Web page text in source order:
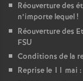
Réouverture des
n’importe lequel!
Réouverture des
FSU
Conditions de la
Reprise le 11 mai